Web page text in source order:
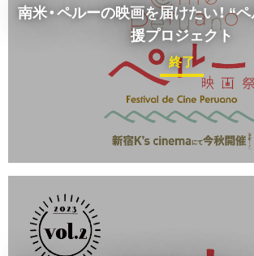
南米・ペルーの映画を届けたい！“ペ
援プロジェクト
終了